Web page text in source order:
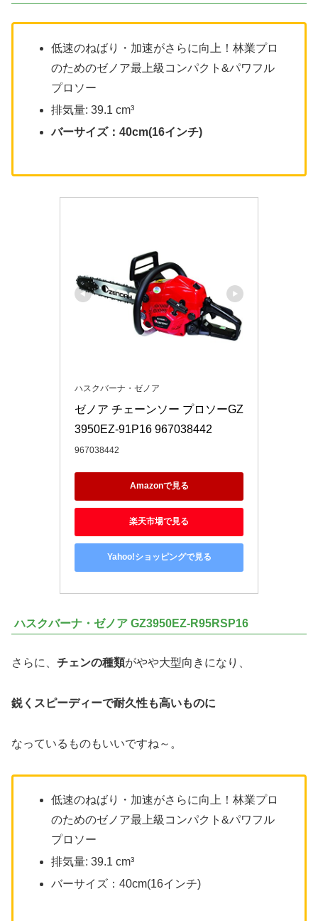
低速のねばり・加速がさらに向上！林業プロ
のためのゼノア最上級コンパクト&パワフル
プロソー
排気量: 39.1 cm³
バーサイズ：40cm(16インチ)
ハスクバーナ・ゼノア
ゼノア チェーンソー プロソーGZ
3950EZ-91P16 967038442
967038442
Amazonで見る
楽天市場で見る
Yahoo!ショッピングで見る
ハスクバーナ・ゼノア GZ3950EZ-R95RSP16
さらに、 チェンの種類がやや大型向きになり、
鋭くスピーディーで耐久性も高いものに
なっているものもいいですね～。
低速のねばり・加速がさらに向上！林業プロ
のためのゼノア最上級コンパクト&パワフル
プロソー
排気量: 39.1 cm³
バーサイズ：40cm(16インチ)